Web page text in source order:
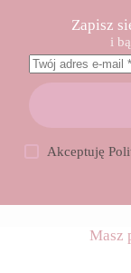
Zapisz
i
Akceptuję
Masz